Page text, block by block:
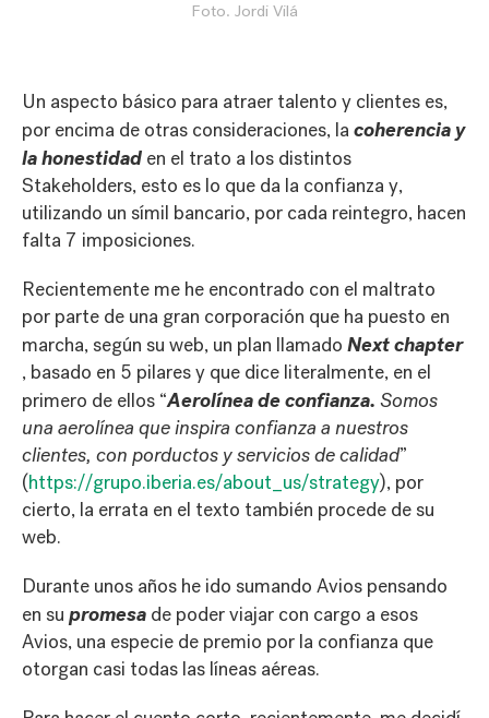
Foto. Jordi Vilá
Un aspecto básico para atraer talento y clientes es,
por encima de otras consideraciones, la coherencia y
la honestidad en el trato a los distintos
Stakeholders, esto es lo que da la confianza y,
utilizando un símil bancario, por cada reintegro, hacen
falta 7 imposiciones.
Recientemente me he encontrado con el maltrato
por parte de una gran corporación que ha puesto en
marcha, según su web, un plan llamado Next chapter
, basado en 5 pilares y que dice literalmente, en el
primero de ellos “Aerolínea de confianza. Somos
una aerolínea que inspira confianza a nuestros
clientes, con porductos y servicios de calidad”
(https://grupo.iberia.es/about_us/strategy), por
cierto, la errata en el texto también procede de su
web.
Durante unos años he ido sumando Avios pensando
en su promesa de poder viajar con cargo a esos
Avios, una especie de premio por la confianza que
otorgan casi todas las líneas aéreas.